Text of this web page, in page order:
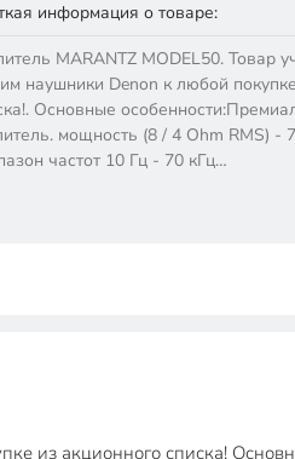
информация о товаре:
MARANTZ MODEL50. Товар
наушники Denon к любой
Основные
мощность (8 / 4 Ohm RMS) -
частот 10 Гц - 70 кГц…
из акционного списка!